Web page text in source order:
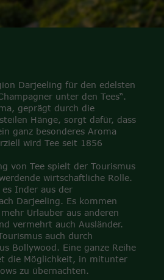
Darjeeling für den edelsten
unter den Tees“.
geprägt durch die
Hänge, sorgt dafür, dass
ganz besonderes Aroma
wird Tee seit 1856
von Tee spielt der Tourismus
wirtschaftliche Rolle.
Inder aus der
Darjeeling. Es kommen
Urlauber aus anderen
vermehrt auch Ausländer.
auch durch
Bollywood. Eine ganze Reihe
die Möglichkeit, in mitunter
zu übernachten.